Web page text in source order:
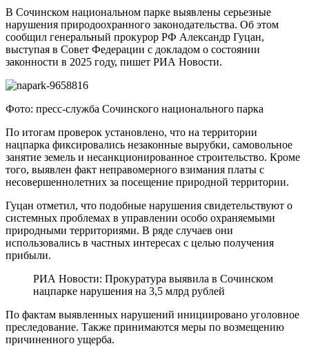
В Сочинском национальном парке выявлены серьезные
нарушения природоохранного законодательства. Об этом
сообщил генеральный прокурор РФ Александр Гуцан,
выступая в Совет Федерации с докладом о состоянии
законности в 2025 году, пишет РИА Новости.
Фото: пресс-служба Сочинского национального парка
По итогам проверок установлено, что на территории
нацпарка фиксировались незаконные вырубки, самовольное
занятие земель и несанкционированное строительство. Кроме
того, выявлен факт неправомерного взимания платы с
несовершеннолетних за посещение природной территории.
Гуцан отметил, что подобные нарушения свидетельствуют о
системных проблемах в управлении особо охраняемыми
природными территориями. В ряде случаев они
использовались в частных интересах с целью получения
прибыли.
РИА Новости: Прокуратура выявила в Сочинском
нацпарке нарушения на 3,5 млрд рублей
По фактам выявленных нарушений инициировано уголовное
преследование. Также принимаются меры по возмещению
причиненного ущерба.